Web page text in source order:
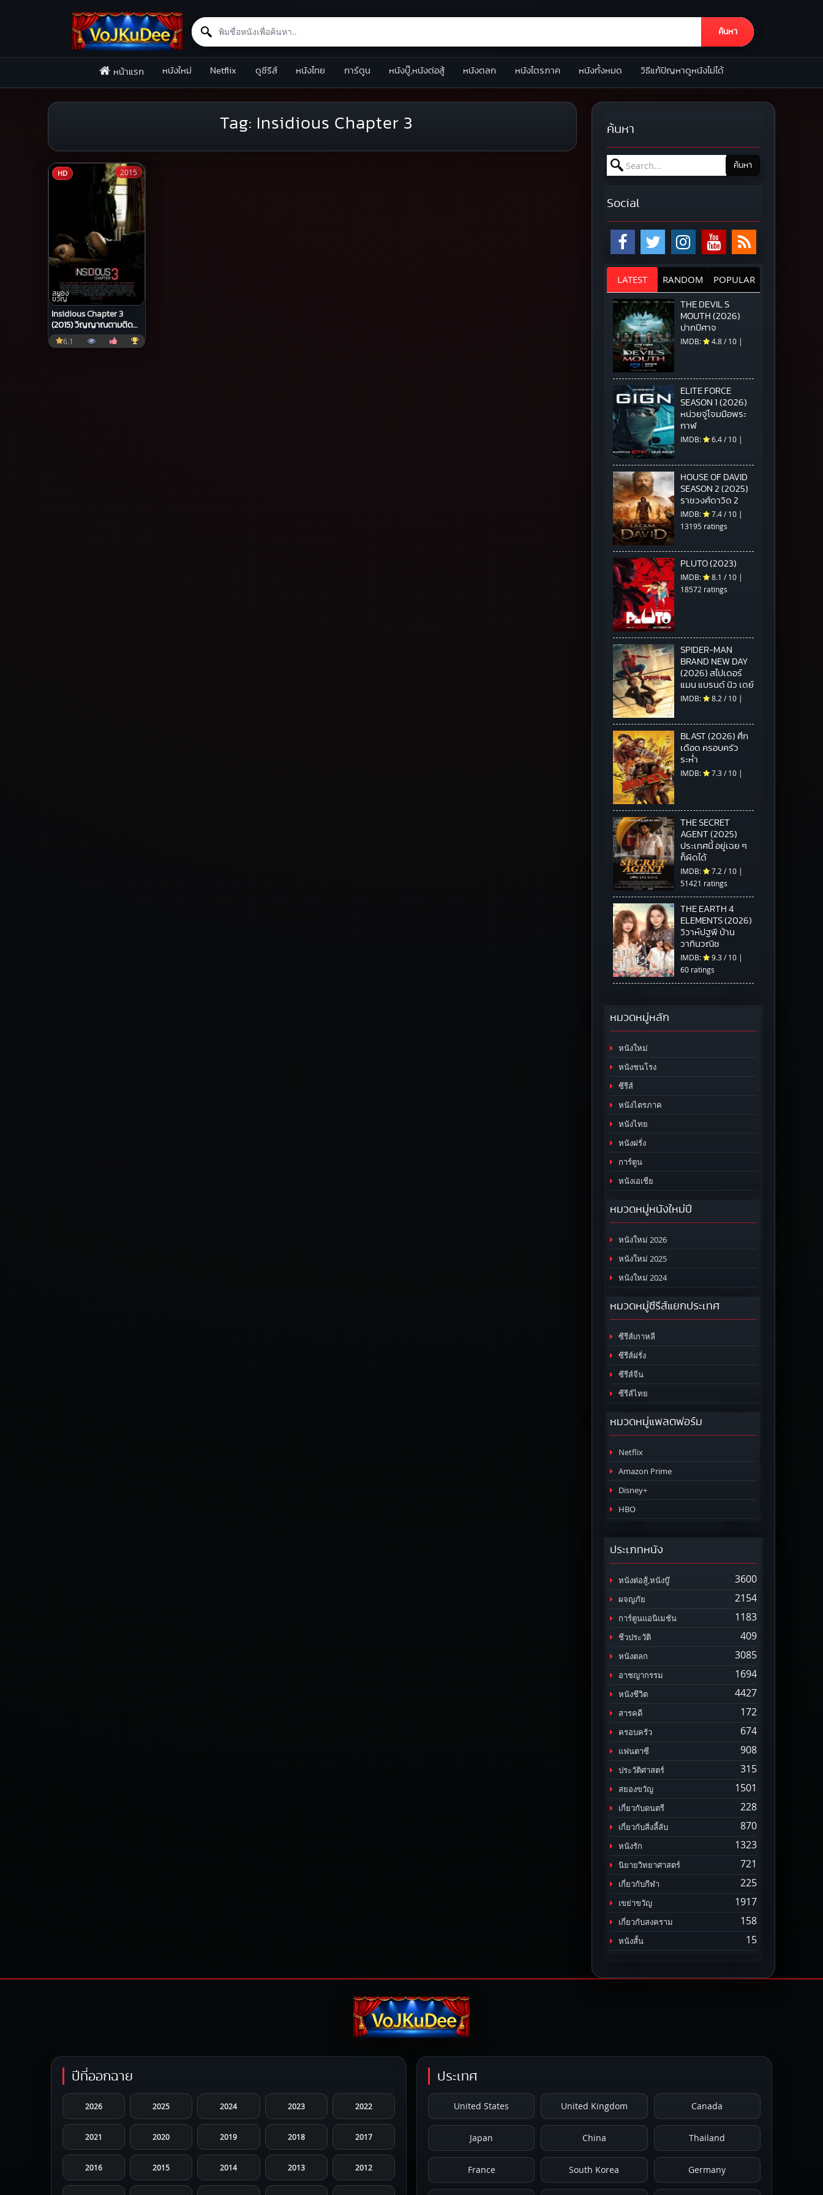
Search for:
ค้นหา
หน้าแรก หนังใหม่ Netflix ดูซีรีส์ หนังไทย การ์ตูน หนังบู๊,หนังต่อสู้ หนังตลก หนังไตรภาค หนังทั้งหมด วิธีแก้ปัญหาดูหนังไม่ได้
Tag: Insidious Chapter 3
HD
สยอง
ขวัญ
Insidious Chapter 3
(2015) วิญญาณตามติด
ภาค 3
2015
6.1
ค้นหา
Search for: ค้นหา
Social
LATEST RANDOM POPULAR
THE DEVIL S
MOUTH (2026)
ปากปีศาจ
IMDB: 4.8/10 |
ELITE FORCE
SEASON 1 (2026)
หน่วยจู่โจมมือพระ
กาฬ
IMDB: 6.4/10 |
HOUSE OF DAVID
SEASON 2 (2025)
ราชวงศ์ดาวิด 2
IMDB: 7.4/10 |
13195 ratings
PLUTO (2023)
IMDB: 8.1 /10 |
18572 ratings
SPIDER-MAN
BRAND NEW DAY
(2026) สไปเดอร์
แมน แบรนด์ นิว เดย์
IMDB: 8.2 /10 |
BLAST (2026) ศึก
เดือด ครอบครัว
ระห่ำ
IMDB: 7.3/10 |
THE SECRET
AGENT (2025)
ประเทศนี้ อยู่เฉย ๆ
ก็ผิดได้
IMDB: 7.2 /10 |
51421 ratings
THE EARTH 4
ELEMENTS (2026)
วิวาห์ปฐพี บ้าน
วาทินวณิช
IMDB: 9.3/10 |
60 ratings
หมวดหมู่หลัก
หนังใหม่
หนังชนโรง
ซีรีส์
หนังไตรภาค
หนังไทย
หนังฝรั่ง
การ์ตูน
หนังเอเชีย
หมวดหมู่หนังใหม่ปี
หนังใหม่ 2026
หนังใหม่ 2025
หนังใหม่ 2024
หมวดหมู่ซีรีส์แยกประเทศ
ซีรีส์เกาหลี
ซีรีส์ฝรั่ง
ซีรีส์จีน
ซีรีส์ไทย
หมวดหมู่แพลตฟอร์ม
Netflix
Amazon Prime
Disney+
HBO
ประเภทหนัง
หนังต่อสู้,หนังบู๊ 3600
ผจญภัย 2154
การ์ตูนแอนิเมชัน 1183
ชีวประวัติ 409
หนังตลก 3085
อาชญากรรม 1694
หนังชีวิต 4427
สารคดี 172
ครอบครัว 674
แฟนตาซี 908
ประวัติศาสตร์ 315
สยองขวัญ 1501
เกี่ยวกับดนตรี 228
เกี่ยวกับสิ่งลี้ลับ 870
หนังรัก 1323
นิยายวิทยาศาสตร์ 721
เกี่ยวกับกีฬา 225
เขย่าขวัญ 1917
เกี่ยวกับสงคราม 158
หนังสั้น 15
ปีที่ออกฉาย
2026 2025 2024 2023 2022
2021 2020 2019 2018 2017
2016 2015 2014 2013 2012
ประเทศ
United States United Kingdom Canada
Japan China Thailand
France South Korea Germany